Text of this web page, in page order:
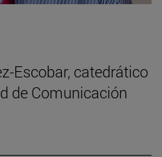
Escobar, catedrático
de Comunicación